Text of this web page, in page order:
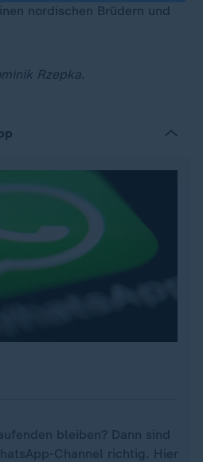
nordischen Brüdern und
Rzepka.
bleiben? Dann sind
Channel richtig. Hier